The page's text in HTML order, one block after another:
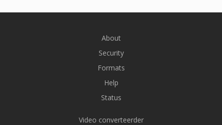
About
Security
Formats
Help
Status
Video converteerder